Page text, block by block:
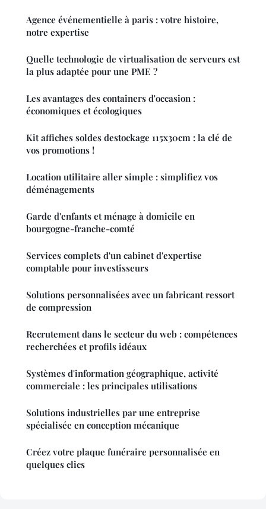
Agence événementielle à paris : votre histoire,
notre expertise
Quelle technologie de virtualisation de serveurs est
la plus adaptée pour une PME ?
Les avantages des containers d'occasion :
économiques et écologiques
Kit affiches soldes destockage 115x30cm : la clé de
vos promotions !
Location utilitaire aller simple : simplifiez vos
déménagements
Garde d'enfants et ménage à domicile en
bourgogne-franche-comté
Services complets d'un cabinet d'expertise
comptable pour investisseurs
Solutions personnalisées avec un fabricant ressort
de compression
Recrutement dans le secteur du web : compétences
recherchées et profils idéaux
Systèmes d'information géographique, activité
commerciale : les principales utilisations
Solutions industrielles par une entreprise
spécialisée en conception mécanique
Créez votre plaque funéraire personnalisée en
quelques clics